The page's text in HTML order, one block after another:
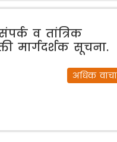
व तांत्रिक
मार्गदर्शक सूचना.
अधिक वाचा